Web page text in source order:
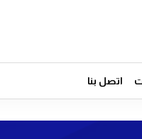
اتصل بنا